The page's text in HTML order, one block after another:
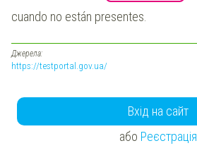
cuando no están presentes.
Джерела:
https://testportal.gov.ua/
Вхід на сайт
або Реєстрація